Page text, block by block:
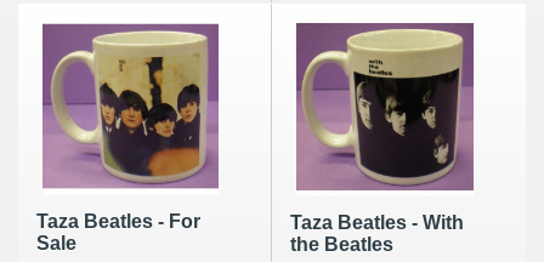
Taza Beatles - For
Sale
Taza Beatles - With
the Beatles